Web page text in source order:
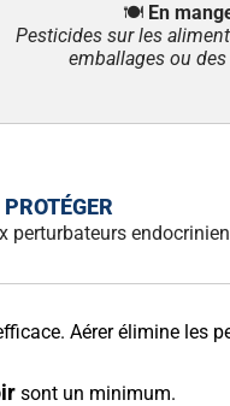
🍽️ En
Pesticides sur les
emballages ou
perturbateurs
Aérer élimine les
sont un minimum.